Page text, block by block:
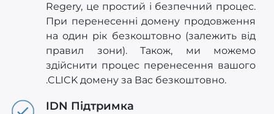
Regery, це простий і безпечний процес.
При перенесенні домену продовження
на один рік безкоштовно (залежить від
правил зони). Також, ми можемо
здійснити процес перенесення вашого
.CLICK домену за Вас безкоштовно.
IDN Підтримка